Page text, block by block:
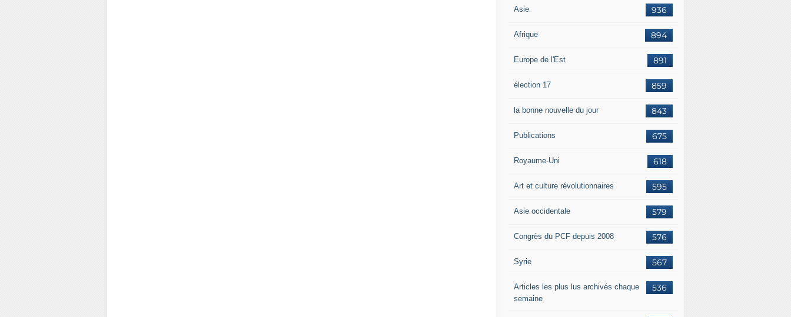
936
Asie
894
Afrique
891
Europe de l'Est
859
élection 17
843
la bonne nouvelle du jour
675
Publications
618
Royaume-Uni
595
Art et culture révolutionnaires
579
Asie occidentale
576
Congrès du PCF depuis 2008
567
Syrie
536
Articles les plus lus archivés chaque
semaine